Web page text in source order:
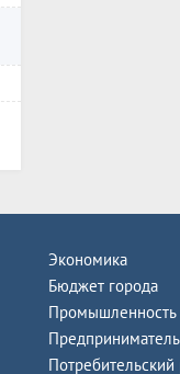
Экономика
Бюджет города
Промышленность